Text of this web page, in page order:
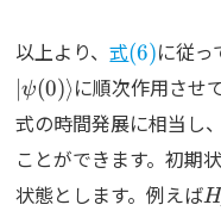
以上より、式(6)
(6)に従っ
∣ψ(0)⟩に順次作用させ
式の時間発展に相当し
ことができます。初期
状態とします。例えば